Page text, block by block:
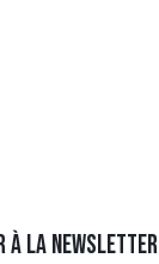
à la newsletter